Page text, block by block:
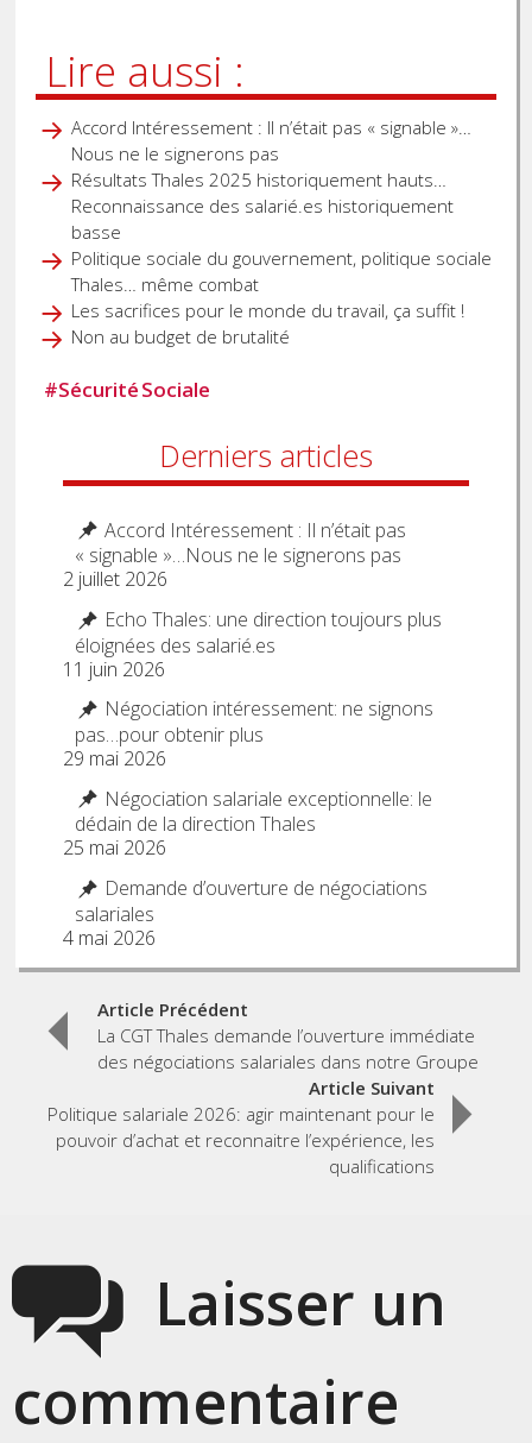
Lire aussi :
Accord Intéressement : Il n’était pas « signable »…
Nous ne le signerons pas
Résultats Thales 2025 historiquement hauts…
Reconnaissance des salarié.es historiquement
basse
Politique sociale du gouvernement, politique sociale
Thales… même combat
Les sacrifices pour le monde du travail, ça suffit !
Non au budget de brutalité
#Sécurité Sociale
Derniers articles
Accord Intéressement : Il n’était pas
« signable »…Nous ne le signerons pas
2 juillet 2026
Echo Thales: une direction toujours plus
éloignées des salarié.es
11 juin 2026
Négociation intéressement: ne signons
pas…pour obtenir plus
29 mai 2026
Négociation salariale exceptionnelle: le
dédain de la direction Thales
25 mai 2026
Demande d’ouverture de négociations
salariales
4 mai 2026
Post
navigation
Article Précédent
La CGT Thales demande l’ouverture immédiate
des négociations salariales dans notre Groupe
Article Suivant
Politique salariale 2026: agir maintenant pour le
pouvoir d’achat et reconnaitre l’expérience, les
qualifications
Laisser un
commentaire